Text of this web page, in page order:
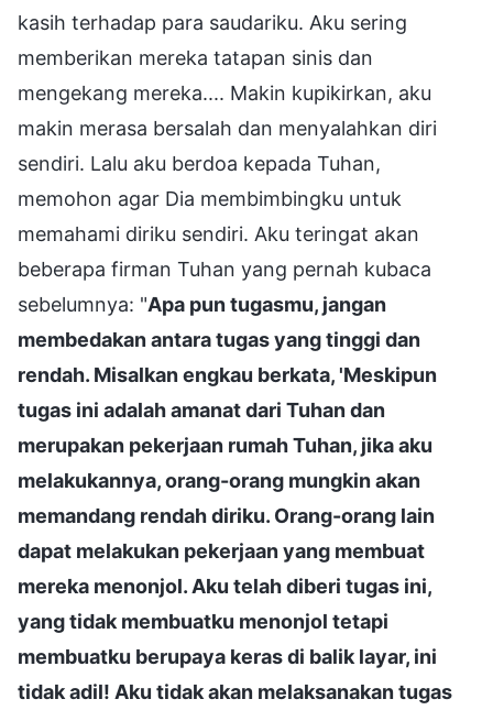
kasih terhadap para saudariku. Aku sering
memberikan mereka tatapan sinis dan
mengekang mereka.... Makin kupikirkan, aku
makin merasa bersalah dan menyalahkan diri
sendiri. Lalu aku berdoa kepada Tuhan,
memohon agar Dia membimbingku untuk
memahami diriku sendiri. Aku teringat akan
beberapa firman Tuhan yang pernah kubaca
sebelumnya: "Apa pun tugasmu, jangan
membedakan antara tugas yang tinggi dan
rendah. Misalkan engkau berkata, 'Meskipun
tugas ini adalah amanat dari Tuhan dan
merupakan pekerjaan rumah Tuhan, jika aku
melakukannya, orang-orang mungkin akan
memandang rendah diriku. Orang-orang lain
dapat melakukan pekerjaan yang membuat
mereka menonjol. Aku telah diberi tugas ini,
yang tidak membuatku menonjol tetapi
membuatku berupaya keras di balik layar, ini
tidak adil! Aku tidak akan melaksanakan tugas